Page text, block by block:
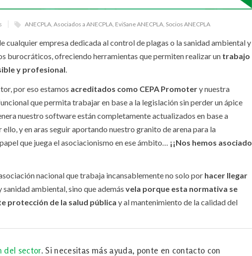
ANECPLA Asociados a ANECPLA EviSane ANECPLA Socios ANECPLA
empresa dedicada al control de plagas o la sanidad ambiental y
burocráticos, ofreciendo herramientas que permiten realizar un trabajo
y profesional.
por eso estamos acreditados como CEPA Promotery nuestra
que permita trabajar en base a la legislación sin perder un ápice
nuestro software están completamente actualizados en base a
y en aras seguir aportando nuestro granito de arena para la
que juega el asociacionismo en ese ámbito… ¡¡Nos hemos asociado
nacional que trabaja incansablemente no solo por hacer llegar
ambiental, sino que además vela porque esta normativa se
protección de la salud pública y al mantenimiento de la calidad del
del sector. Si necesitas más ayuda, ponte en contacto con